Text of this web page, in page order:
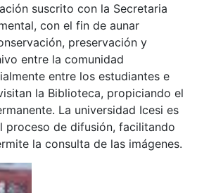
suscrito con la Secretaria
con el fin de aunar
preservación y
entre la comunidad
entre los estudiantes e
la Biblioteca, propiciando el
La universidad Icesi es
proceso de difusión, facilitando
la consulta de las imágenes.